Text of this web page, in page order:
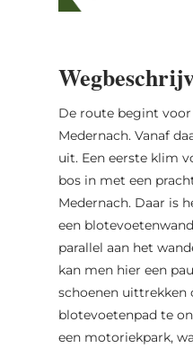
De route begint
Medernach. Vanaf
uit. Een eerste klim
bos in met een
Medernach. Daar is
een
parallel aan het
kan men hier een
schoenen uittrekken
blotevoetenpad te
een motoriekpark,